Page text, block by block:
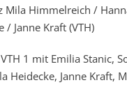
Mila Himmelreich /
/ Janne Kraft (VTH)
1 mit Emilia Stanic,
Heidecke, Janne Kraft,